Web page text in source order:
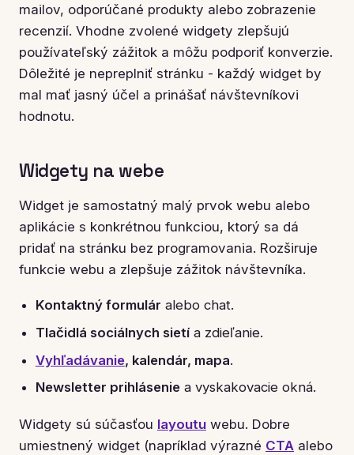
mailov, odporúčané produkty alebo zobrazenie
recenzií. Vhodne zvolené widgety zlepšujú
používateľský zážitok a môžu podporiť konverzie.
Dôležité je nepreplniť stránku - každý widget by
mal mať jasný účel a prinášať návštevníkovi
hodnotu.
Widgety na webe
Widget je samostatný malý prvok webu alebo
aplikácie s konkrétnou funkciou, ktorý sa dá
pridať na stránku bez programovania. Rozširuje
funkcie webu a zlepšuje zážitok návštevníka.
Kontaktný formulár alebo chat.
Tlačidlá sociálnych sietía zdieľanie.
Vyhľadávanie, kalendár, mapa.
Newsletter prihláseniea vyskakovacie okná.
Widgety sú súčasťou layoutu webu. Dobre
umiestnený widget (napríklad výrazné CTA alebo